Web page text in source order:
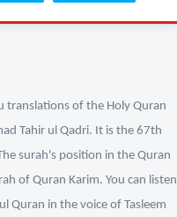
translations of the Holy Quran
Tahir ul Qadri. It is the 67th
surah's position in the Quran
of Quran Karim. You can listen
in the voice of Tasleem